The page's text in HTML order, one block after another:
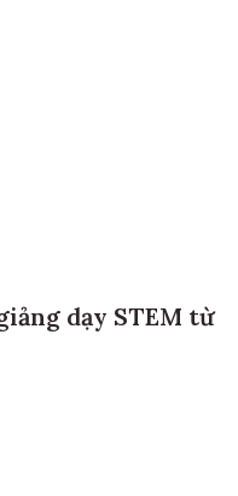
dạy STEM từ